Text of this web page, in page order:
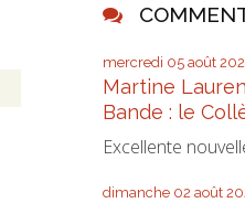
mercredi 05 août
Martine
Bande : le
Excellente
dimanche 02 août